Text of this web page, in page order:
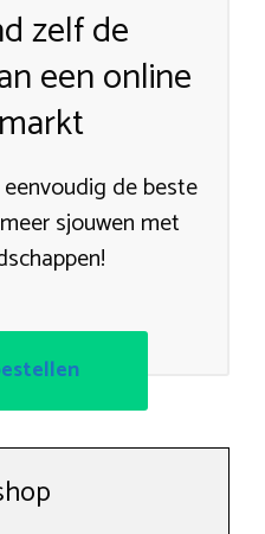
zelf de
een online
de beste
sjouwen met